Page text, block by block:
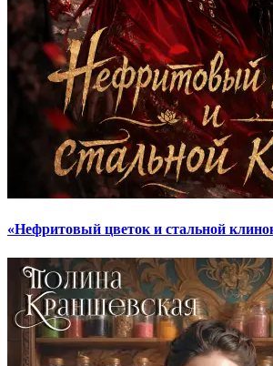
«Нефритовый цветок и стальной